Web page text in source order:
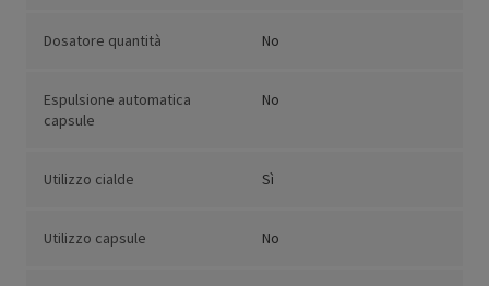
Dosatore quantità No
Espulsione automatica
capsule
No
Utilizzo cialde Sì
Utilizzo capsule No